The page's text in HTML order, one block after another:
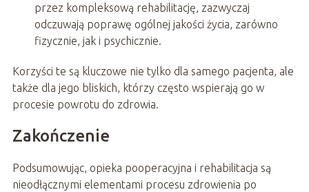
przez kompleksową rehabilitację, zazwyczaj
odczuwają poprawę ogólnej jakości życia, zarówno
fizycznie, jak i psychicznie.
Korzyści te są kluczowe nie tylko dla samego pacjenta, ale
także dla jego bliskich, którzy często wspierają go w
procesie powrotu do zdrowia.
Zakończenie
Podsumowując, opieka pooperacyjna i rehabilitacja są
nieodłącznymi elementami procesu zdrowienia po